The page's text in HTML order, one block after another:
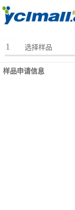
选择样品
样品申请信息